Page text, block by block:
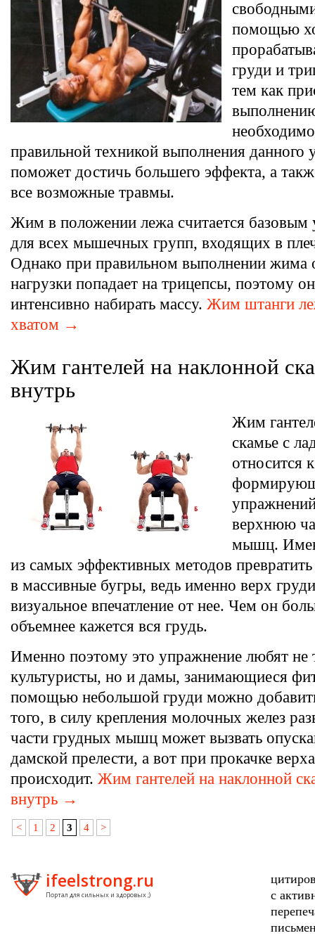
помощью
груди и
тем как
правильной техникой выполнения данного
поможет достичь большего эффекта, а
все возможные травмы.
Жим в положении лежа считается базовым
для всех мышечных групп, входящих в
Однако при правильном выполнении жима
нагрузки попадает на трицепсы, поэтому
интенсивно набирать массу. Жим штанги
хватом →
Жим гантелей на наклонной
внутрь
Жим
скамье с
относится
верхнюю
мышц.
из самых эффективных методов
в массивные бугры, ведь именно верх
визуальное впечатление от нее. Чем он
объемнее кажется вся грудь.
Именно поэтому это упражнение любят не
культуристы, но и дамы, занимающиеся
помощью небольшой груди можно
того, в силу крепления молочных желез
части грудных мышц может вызвать
дамской прелести, а вот при прокачке
происходит. Жим гантелей на наклонной
внутрь →
< 1 2 3 4 >
ifeelstrong.ru
Портал для сильных и здоровых ;)
с